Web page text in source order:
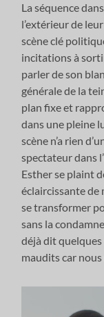
La séquence
l’extérieur de
scène clé
incitations à
parler de son
générale de la
plan fixe et
dans une pleine
scène n’a rien
spectateur dans
Esther se plaint
éclaircissante de
se transformer
sans la
déjà dit quelques
maudits car